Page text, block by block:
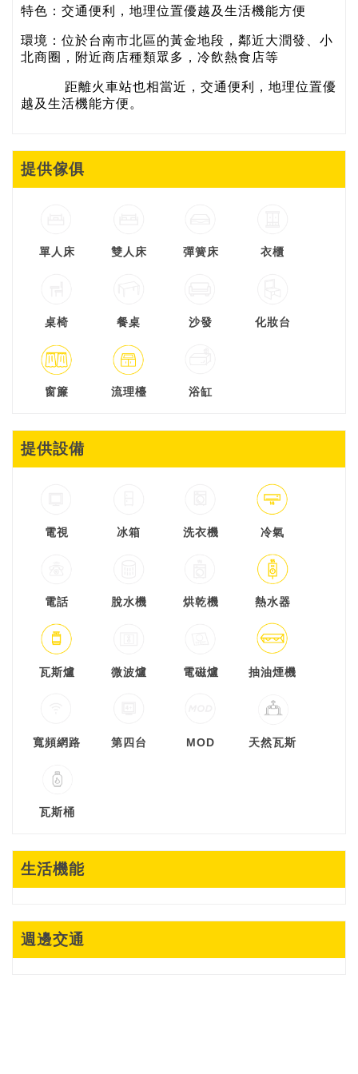
特色：交通便利，地理位置優越及生活機能方便
環境：位於台南市北區的黃金地段，鄰近大潤發、小
北商圈，附近商店種類眾多，冷飲熱食店等
距離火車站也相當近，交通便利，地理位置優
越及生活機能方便。
提供傢俱
單人床 雙人床 彈簧床 衣櫃
桌椅 餐桌 沙發 化妝台
窗簾 流理檯 浴缸
提供設備
電視 冰箱 洗衣機 冷氣
電話 脫水機 烘乾機 熱水器
瓦斯爐 微波爐 電磁爐 抽油煙機
寬頻網路 第四台 MOD 天然瓦斯
瓦斯桶
生活機能
週邊交通